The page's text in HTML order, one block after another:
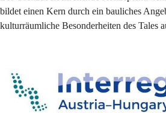
bildet einen Kern durch ein bauliches
kulturräumliche Besonderheiten des Tales